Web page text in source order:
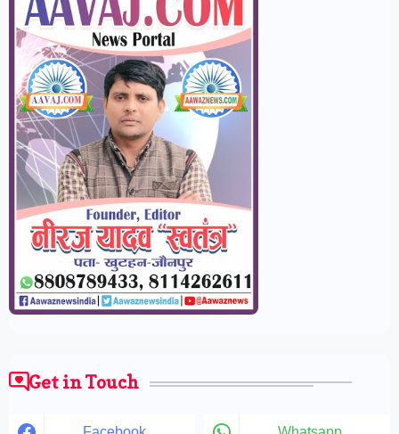
Get in Touch